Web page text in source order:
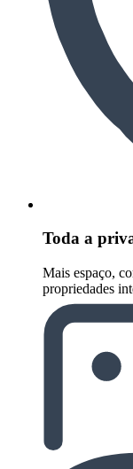
Toda a
Mais espaço,
propriedades